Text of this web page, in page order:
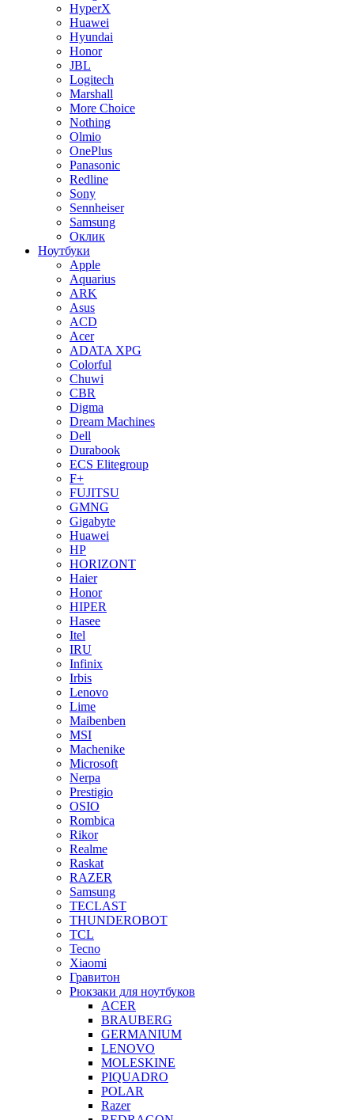
HyperX
Huawei
Hyundai
Honor
JBL
Logitech
Marshall
More Choice
Nothing
Olmio
OnePlus
Panasonic
Redline
Sony
Sennheiser
Samsung
Оклик
Ноутбуки
Apple
Aquarius
ARK
Asus
ACD
Acer
ADATA XPG
Colorful
Chuwi
CBR
Digma
Dream Machines
Dell
Durabook
ECS Elitegroup
F+
FUJITSU
GMNG
Gigabyte
Huawei
HP
HORIZONT
Haier
Honor
HIPER
Hasee
Itel
IRU
Infinix
Irbis
Lenovo
Lime
Maibenben
MSI
Machenike
Microsoft
Nerpa
Prestigio
OSIO
Rombica
Rikor
Realme
Raskat
RAZER
Samsung
TECLAST
THUNDEROBOT
TCL
Tecno
Xiaomi
Гравитон
Рюкзаки для ноутбуков
ACER
BRAUBERG
GERMANIUM
LENOVO
MOLESKINE
PIQUADRO
POLAR
Razer